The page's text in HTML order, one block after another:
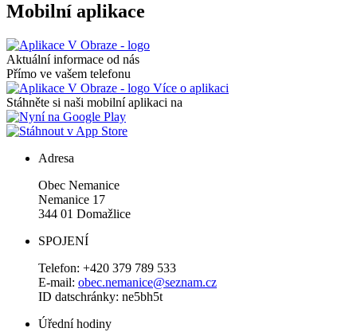
Mobilní aplikace
Aktuální informace od nás
Přímo ve vašem telefonu
Více o aplikaci
Stáhněte si naši mobilní aplikaci na
Adresa
Obec Nemanice
Nemanice 17
344 01 Domažlice
SPOJENÍ
Telefon: +420 379 789 533
E-mail: obec.nemanice@seznam.cz
ID datschránky: ne5bh5t
Úřední hodiny